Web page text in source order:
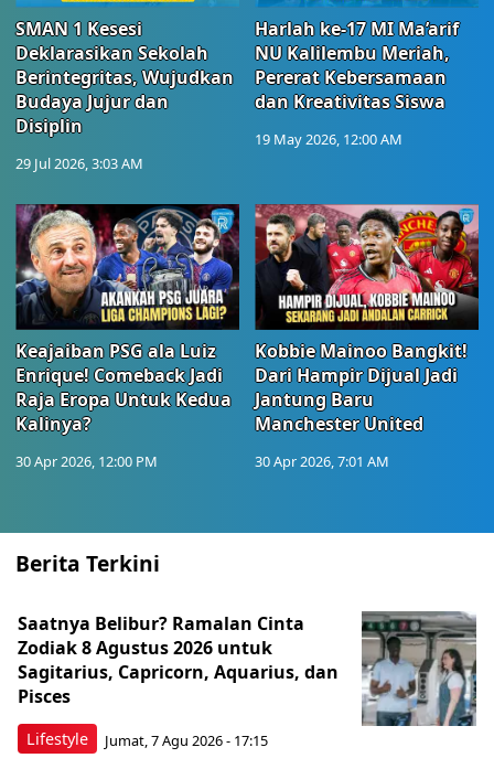
SMAN 1 Kesesi
Deklarasikan Sekolah
Berintegritas, Wujudkan
Budaya Jujur dan
Disiplin
29 Jul 2026, 3:03 AM
Harlah ke-17 MI Ma’arif
NU Kalilembu Meriah,
Pererat Kebersamaan
dan Kreativitas Siswa
19 May 2026, 12:00 AM
Keajaiban PSG ala Luiz
Enrique! Comeback Jadi
Raja Eropa Untuk Kedua
Kalinya?
30 Apr 2026, 12:00 PM
Kobbie Mainoo Bangkit!
Dari Hampir Dijual Jadi
Jantung Baru
Manchester United
30 Apr 2026, 7:01 AM
Berita Terkini
Lifestyle
Saatnya Belibur? Ramalan Cinta
Zodiak 8 Agustus 2026 untuk
Sagitarius, Capricorn, Aquarius, dan
Pisces
Jumat, 7 Agu 2026 - 17:15